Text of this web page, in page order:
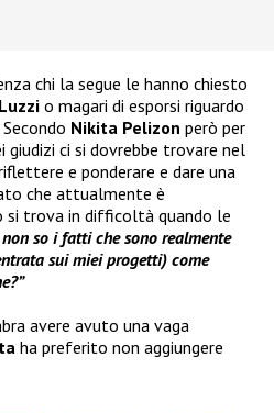
chi la segue le hanno chiesto
o magari di esporsi riguardo
Nikita Pelizon però per
giudizi ci si dovrebbe trovare nel
e ponderare e dare una
che attualmente è
trova in difficoltà quando le
non so i fatti che sono realmente
sui miei progetti) come
avere avuto una vaga
ha preferito non aggiungere